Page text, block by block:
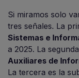
Si miramos solo
tres señales. La
Sistemas e
a 2025. La
Auxiliares de
La tercera es la